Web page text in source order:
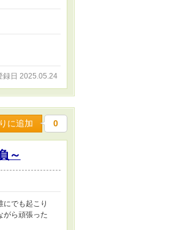
録日 2025.05.24
に追加 0
～
でも起こり
がら頑張った